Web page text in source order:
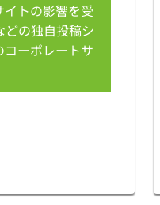
イトの影響を受
どの独自投稿シ
ーポレートサ